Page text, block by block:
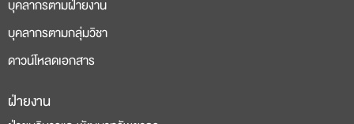
บุคลากรตามฝ่ายงาน
บุคลากรตามกลุ่มวิชา
ดาวน์โหลดเอกสาร
deneme
casino
ฝ่ายงาน